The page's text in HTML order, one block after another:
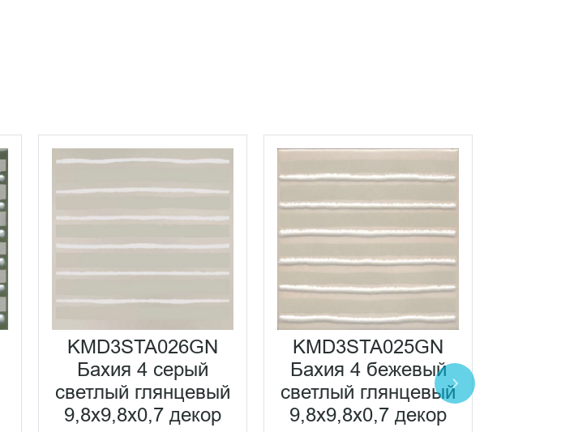
KMD3STA026GN
Бахия 4 серый
светлый глянцевый
9,8x9,8x0,7 декор
KMD3STA025GN
Бахия 4 бежевый
светлый глянцевый
9,8x9,8x0,7 декор